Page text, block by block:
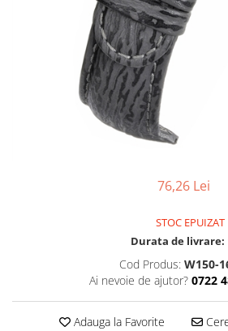
Ceasuri Daniel Klein
Ceasuri Q&Q
Ceasuri Reflex
Scule de Mana
Turnare, Lipire, Finisare
Suporti de Lucru
Surubelnite fine
Truse / Kituri Ceasornicar
76,26 Lei
STOC EPUIZAT
Durata de livrare:
Cod Produs: W150-
Ai nevoie de ajutor? 0722
Adauga la Favorite